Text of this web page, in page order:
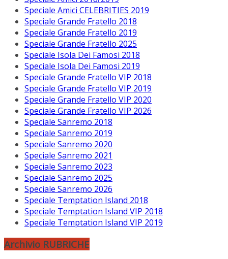
Speciale Amici CELEBRITIES 2019
Speciale Grande Fratello 2018
Speciale Grande Fratello 2019
Speciale Grande Fratello 2025
Speciale Isola Dei Famosi 2018
Speciale Isola Dei Famosi 2019
Speciale Grande Fratello VIP 2018
Speciale Grande Fratello VIP 2019
Speciale Grande Fratello VIP 2020
Speciale Grande Fratello VIP 2026
Speciale Sanremo 2018
Speciale Sanremo 2019
Speciale Sanremo 2020
Speciale Sanremo 2021
Speciale Sanremo 2023
Speciale Sanremo 2025
Speciale Sanremo 2026
Speciale Temptation Island 2018
Speciale Temptation Island VIP 2018
Speciale Temptation Island VIP 2019
Archivio RUBRICHE